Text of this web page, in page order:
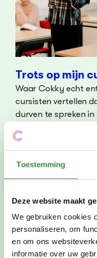
Toestemming
Deze website maakt
We gebruiken cookies
personaliseren, om
en om ons
informatie over uw
Trots op mijn
Waar Cokky echt
cursisten vertellen
durven te spreken in
Zo vertelt ze dat een
was en dat ze voor
bij Café Veenstra
dat ze de groep
momenten maken